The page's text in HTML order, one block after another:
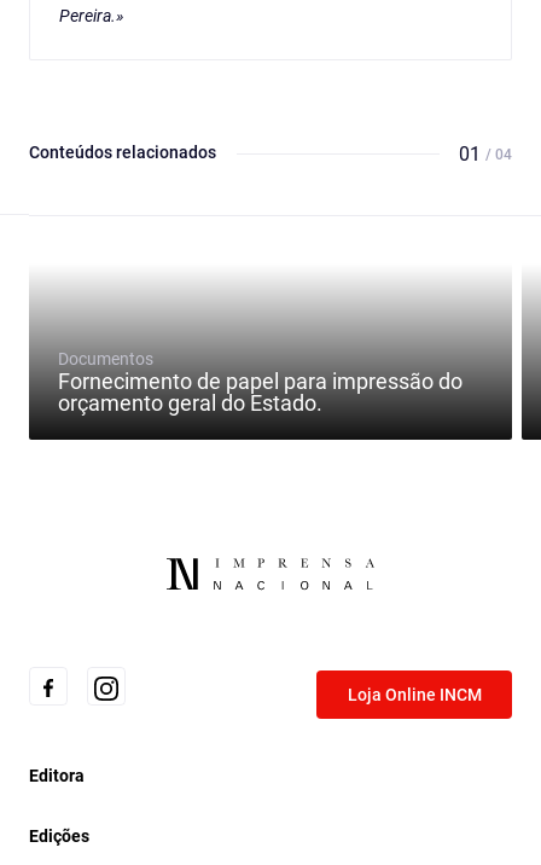
Pereira.»
Conteúdos relacionados 01 / 04
Documentos
Fornecimento de papel para impressão do
orçamento geral do Estado.
Loja Online INCM
Editora
Edições